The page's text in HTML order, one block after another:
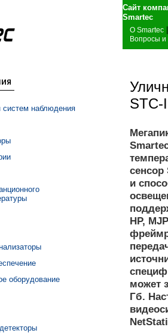
Сайт
О Smartec
Вопросы и
наблюдения
оборудование
STC-
и
HP,
может
Гб.